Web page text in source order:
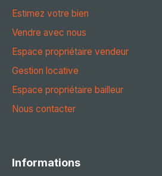
Estimez votre bien
Vendre avec nous
Espace propriétaire vendeur
Gestion locative
Espace propriétaire bailleur
Nous contacter
Informations